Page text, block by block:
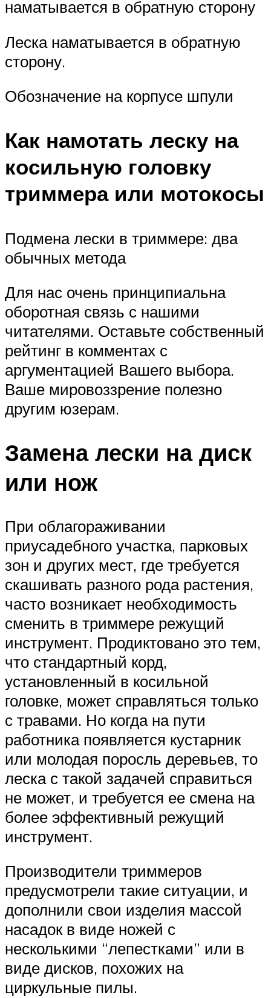
наматывается в обратную сторону
Леска наматывается в обратную
сторону.
Обозначение на корпусе шпули
Как намотать леску на
косильную головку
триммера или мотокосы
Подмена лески в триммере: два
обычных метода
Для нас очень принципиальна
оборотная связь с нашими
читателями. Оставьте собственный
рейтинг в комментах с
аргументацией Вашего выбора.
Ваше мировоззрение полезно
другим юзерам.
Замена лески на диск
или нож
При облагораживании
приусадебного участка, парковых
зон и других мест, где требуется
скашивать разного рода растения,
часто возникает необходимость
сменить в триммере режущий
инструмент. Продиктовано это тем,
что стандартный корд,
установленный в косильной
головке, может справляться только
с травами. Но когда на пути
работника появляется кустарник
или молодая поросль деревьев, то
леска с такой задачей справиться
не может, и требуется ее смена на
более эффективный режущий
инструмент.
Производители триммеров
предусмотрели такие ситуации, и
дополнили свои изделия массой
насадок в виде ножей с
несколькими “лепестками” или в
виде дисков, похожих на
циркульные пилы.